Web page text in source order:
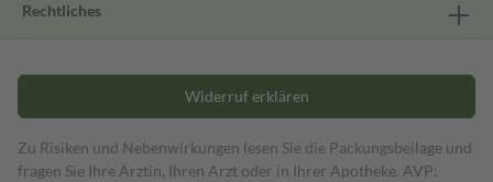
Rechtliches
Widerruf erklären
Zu Risiken und Nebenwirkungen lesen Sie die Packungsbeilage und
fragen Sie Ihre Ärztin, Ihren Arzt oder in Ihrer Apotheke. AVP: